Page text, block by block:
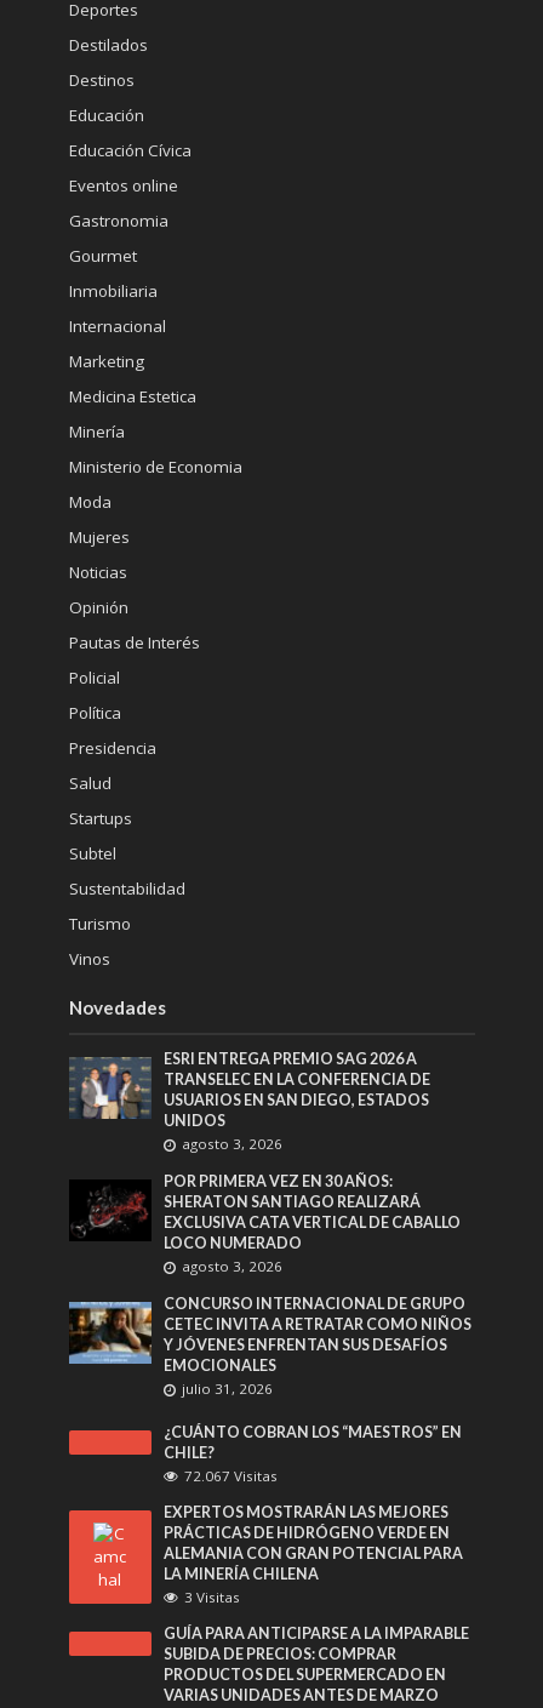
Deportes
Destilados
Destinos
Educación
Educación Cívica
Eventos online
Gastronomia
Gourmet
Inmobiliaria
Internacional
Marketing
Medicina Estetica
Minería
Ministerio de Economia
Moda
Mujeres
Noticias
Opinión
Pautas de Interés
Policial
Política
Presidencia
Salud
Startups
Subtel
Sustentabilidad
Turismo
Vinos
Novedades
ESRI ENTREGA PREMIO SAG 2026 A
TRANSELEC EN LA CONFERENCIA DE
USUARIOS EN SAN DIEGO, ESTADOS
UNIDOS
agosto 3, 2026
POR PRIMERA VEZ EN 30 AÑOS:
SHERATON SANTIAGO REALIZARÁ
EXCLUSIVA CATA VERTICAL DE CABALLO
LOCO NUMERADO
agosto 3, 2026
CONCURSO INTERNACIONAL DE GRUPO
CETEC INVITA A RETRATAR COMO NIÑOS
Y JÓVENES ENFRENTAN SUS DESAFÍOS
EMOCIONALES
julio 31, 2026
¿CUÁNTO COBRAN LOS “MAESTROS” EN
CHILE?
72.067 Visitas
EXPERTOS MOSTRARÁN LAS MEJORES
PRÁCTICAS DE HIDRÓGENO VERDE EN
ALEMANIA CON GRAN POTENCIAL PARA
LA MINERÍA CHILENA
3 Visitas
GUÍA PARA ANTICIPARSE A LA IMPARABLE
SUBIDA DE PRECIOS: COMPRAR
PRODUCTOS DEL SUPERMERCADO EN
VARIAS UNIDADES ANTES DE MARZO